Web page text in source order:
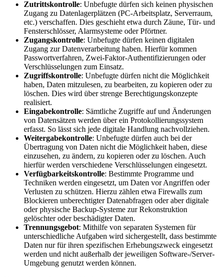
Zutrittskontrolle: Unbefugte dürfen sich keinen physischen
Zugang zu Datenlagerplätzen (PC-Arbeitsplatz, Serverraum,
etc.) verschaffen. Dies geschieht etwa durch Zäune, Tür- und
Fensterschlösser, Alarmsysteme oder Pförtner.
Zugangskontrolle: Unbefugte dürfen keinen digitalen
Zugang zur Datenverarbeitung haben. Hierfür kommen
Passwortverfahren, Zwei-Faktor-Authentifizierungen oder
Verschlüsselungen zum Einsatz.
Zugriffskontrolle: Unbefugte dürfen nicht die Möglichkeit
haben, Daten mitzulesen, zu bearbeiten, zu kopieren oder zu
löschen. Dies wird über strenge Berechtigungskonzepte
realisiert.
Eingabekontrolle: Sämtliche Zugriffe auf und Änderungen
von Datensätzen werden über ein Protokollierungssystem
erfasst. So lässt sich jede digitale Handlung nachvollziehen.
Weitergabekontrolle: Unbefugte dürfen auch bei der
Übertragung von Daten nicht die Möglichkeit haben, diese
einzusehen, zu ändern, zu kopieren oder zu löschen. Auch
hierfür werden verschiedene Verschlüsselungen eingesetzt.
Verfügbarkeitskontrolle: Bestimmte Programme und
Techniken werden eingesetzt, um Daten vor Angriffen oder
Verlusten zu schützen. Hierzu zählen etwa Firewalls zum
Blockieren unberechtigter Datenabfragen oder aber digitale
oder physische Backup-Systeme zur Rekonstruktion
gelöschter oder beschädigter Daten.
Trennungsgebot: Mithilfe von separaten Systemen für
unterschiedliche Aufgaben wird sichergestellt, dass bestimmte
Daten nur für ihren spezifischen Erhebungszweck eingesetzt
werden und nicht außerhalb der jeweiligen Software-/Server-
Umgebung genutzt werden können.